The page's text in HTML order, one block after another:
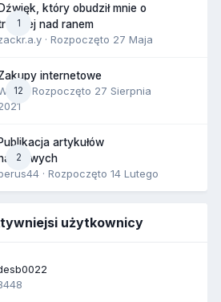
1
Dźwięk, który obudził mnie o
nad ranem
· Rozpoczęto 27 Maja
12
internetowe
· Rozpoczęto 27 Sierpnia
2
Publikacja artykułów
· Rozpoczęto 14 Lutego
użytkownicy